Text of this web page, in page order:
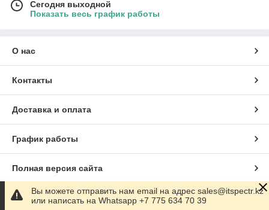
Сегодня выходной
Показать весь график работы
О нас
Контакты
Доставка и оплата
График работы
Полная версия сайта
Сайт создан на маркетплейсе Satu.kz
Вы можете отправить нам email на адрес sales@itspectr.kz
или написать на Whatsapp +7 775 634 70 39